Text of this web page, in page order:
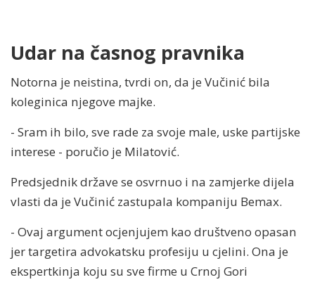
Udar na časnog pravnika
Notorna je neistina, tvrdi on, da je Vučinić bila
koleginica njegove majke.
- Sram ih bilo, sve rade za svoje male, uske partijske
interese - poručio je Milatović.
Predsjednik države se osvrnuo i na zamjerke dijela
vlasti da je Vučinić zastupala kompaniju Bemax.
- Ovaj argument ocjenjujem kao društveno opasan
jer targetira advokatsku profesiju u cjelini. Ona je
ekspertkinja koju su sve firme u Crnoj Gori